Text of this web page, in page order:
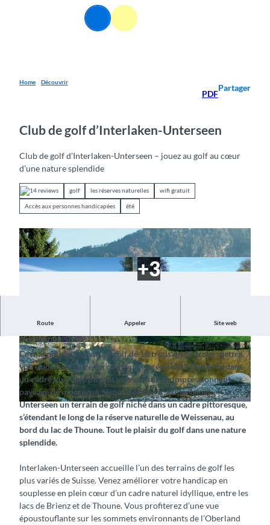
Recherche
Menu
Home Découvrir
PDF
Partager
Club de golf d’Interlaken-Unterseen
Club de golf d’Interlaken-Unterseen – jouez au golf au cœur
d’une nature splendide
14 reviews golf les réserves naturelles wifi gratuit
Accès aux personnes handicapées été
© Golfclub Interlaken-Unterseen, Interlaken Tourismus |CC-BY-SA
© Golfclub Interlaken-Unterseen, Interlaken Tou
rismus |
CC-BY-SA
© Golfclub Interlaken-Unterseen, Interlaken Tou
rismus |CC-BY-SA
Route Appeler Site web
Découvrez le parcours de championnat entre lacs et
montagnes
Ce magnifique terrain de golf de 18 trous de 18 trous mettra
votre adresse, votre force et votre précision à l’épreuve dans
un cadre idyllique offrant une vue sur un impressionnant
paysage de montagne. Venez découvrir à Interlaken-
Unterseen un terrain de golf niché dans un cadre pittoresque,
s’étendant le long de la réserve naturelle de Weissenau, au
bord du lac de Thoune. Tout le plaisir du golf dans une nature
splendide.
Interlaken-Unterseen accueille l’un des terrains de golf les
plus variés de Suisse. Venez améliorer votre handicap en
souplesse en plein cœur d’un cadre naturel idyllique, entre les
lacs de Brienz et de Thoune. Vous profiterez d’une vue
époustouflante sur les sommets environnants de l’Oberland